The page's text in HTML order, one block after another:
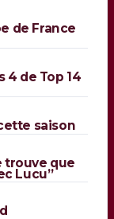
de France
4 de Top 14
saison
trouve que
Lucu”